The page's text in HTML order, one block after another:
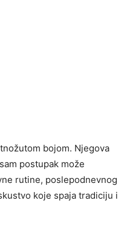
bojom. Njegova
postupak može
rutine, poslepodnevnog
koje spaja tradiciju i